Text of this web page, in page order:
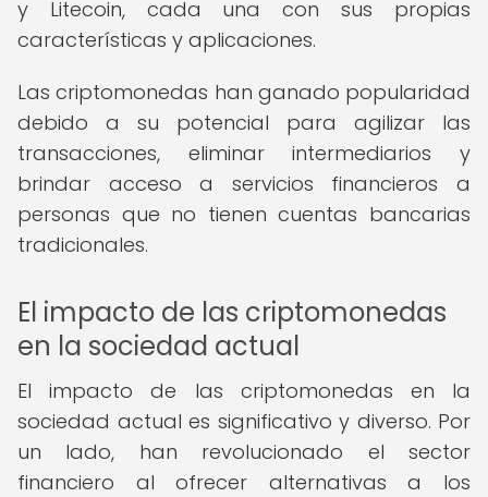
y Litecoin, cada una con sus propias
características y aplicaciones.
Las criptomonedas han ganado popularidad
debido a su potencial para agilizar las
transacciones, eliminar intermediarios y
brindar acceso a servicios financieros a
personas que no tienen cuentas bancarias
tradicionales.
El impacto de las criptomonedas
en la sociedad actual
El impacto de las criptomonedas en la
sociedad actual es significativo y diverso. Por
un lado, han revolucionado el sector
financiero al ofrecer alternativas a los